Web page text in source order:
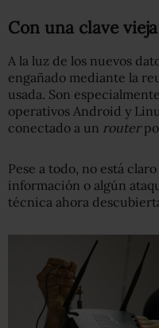
Con una clave vieja
A la luz de los nuevos
engañado mediante la
usada. Son
operativos Android y
conectado a un router
Pese a todo, no está
información o algún
técnica ahora